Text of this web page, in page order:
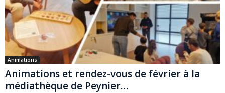
Animations
Animations et rendez-vous de février à la
médiathèque de Peynier…